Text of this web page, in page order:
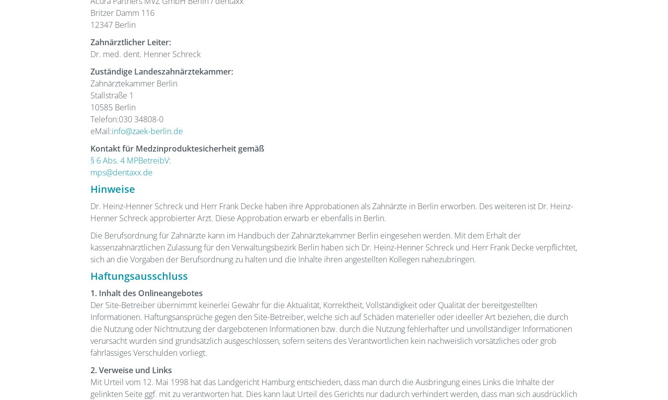
Britzer Damm 116
12347 Berlin
Zahnärztlicher Leiter:
Dr. med. dent. Henner Schreck
Zuständige Landeszahnärztekammer:
Zahnärztekammer Berlin
Stallstraße 1
10585 Berlin
Telefon:030 34808-0
eMail:info@zaek-berlin.de
Kontakt für Medzinproduktesicherheit gemäß
§ 6 Abs. 4 MPBetreibV:
mps@dentaxx.de
Hinweise
Dr. Heinz-Henner Schreck und Herr Frank Decke haben ihre Approbationen als Zahnärzte in Berlin erworben. Des weiteren ist Dr. Heinz-
Henner Schreck approbierter Arzt. Diese Approbation erwarb er ebenfalls in Berlin.
Die Berufsordnung für Zahnärzte kann im Handbuch der Zahnärztekammer Berlin eingesehen werden. Mit dem Erhalt der
kassenzahnärztlichen Zulassung für den Verwaltungsbezirk Berlin haben sich Dr. Heinz-Henner Schreck und Herr Frank Decke verpflichtet,
sich an die Vorgaben der Berufsordnung zu halten und die Inhalte ihren angestellten Kollegen nahezubringen.
Haftungsausschluss
1. Inhalt des Onlineangebotes
Der Site-Betreiber übernimmt keinerlei Gewähr für die Aktualität, Korrektheit, Vollständigkeit oder Qualität der bereitgestellten
Informationen. Haftungsansprüche gegen den Site-Betreiber, welche sich auf Schäden materieller oder ideeller Art beziehen, die durch
die Nutzung oder Nichtnutzung der dargebotenen Informationen bzw. durch die Nutzung fehlerhafter und unvollständiger Informationen
verursacht wurden sind grundsätzlich ausgeschlossen, sofern seitens des Verantwortlichen kein nachweislich vorsätzliches oder grob
fahrlässiges Verschulden vorliegt.
2. Verweise und Links
Mit Urteil vom 12. Mai 1998 hat das Landgericht Hamburg entschieden, dass man durch die Ausbringung eines Links die Inhalte der
gelinkten Seite ggf. mit zu verantworten hat. Dies kann laut Urteil des Gerichts nur dadurch verhindert werden, dass man sich ausdrücklich